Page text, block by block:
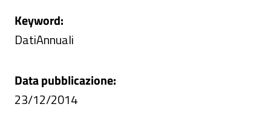
Keyword:
DatiAnnuali
Data pubblicazione:
23/12/2014